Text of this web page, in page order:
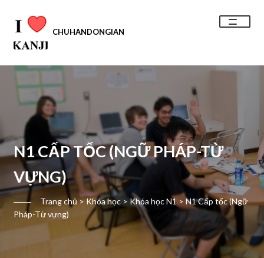
CHUHANDONGIAN
Trang chủ
Giới thiệu
Khóa học
Du học nhật
Việc làm
Tài liệu
N1 CẤP TỐC (NGỮ PHÁP-TỪ
VỰNG)
Trang chủ>Khóa học>Khóa học N1 > N1 Cấp tốc (Ngữ
Pháp-Từ vựng)